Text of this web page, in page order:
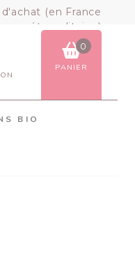
(en France
métropolitaine)
0
PANIER
COMMANDER
BIO